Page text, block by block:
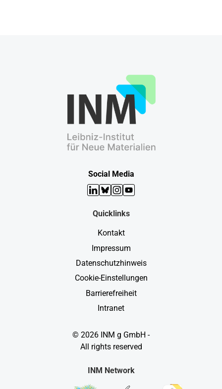
Social Media
LinkedIn
Bluesky
Instagram
YouTube
Quicklinks
Kontakt
Impressum
Datenschutzhinweis
Cookie-Einstellungen
Barrierefreiheit
Intranet
© 2026 INM g GmbH -
All rights reserved
INM Network